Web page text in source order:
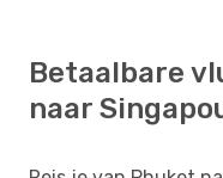
Betaalbare
naar